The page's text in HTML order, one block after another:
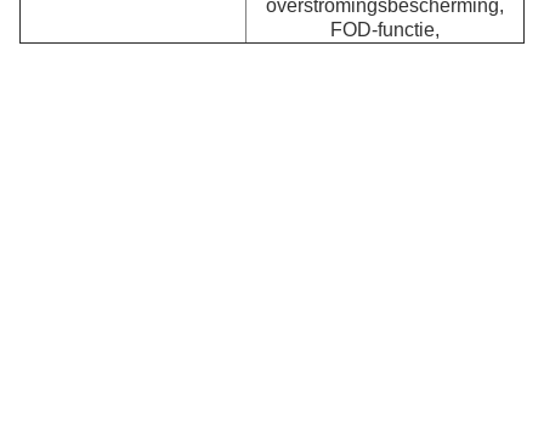
overstromingsbescherming,
FOD-functie,